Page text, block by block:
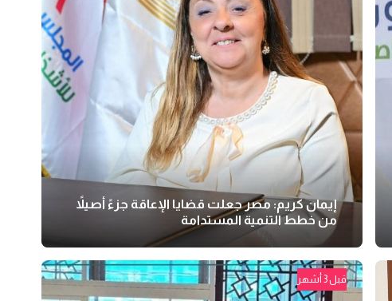
إيمان كريم: مصر جعلت قضايا الإعاقة جزءً أصيلاً
من خطط التنمية المستدامة
قبل 3 أشهر